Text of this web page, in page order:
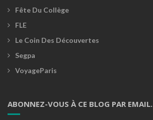
Fête Du Collège
FLE
Le Coin Des Découvertes
Segpa
VoyageParis
ABONNEZ-VOUS À CE BLOG PAR EMAIL.